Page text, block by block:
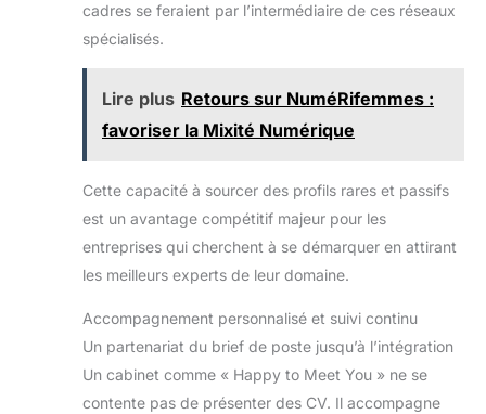
cadres se feraient par l’intermédiaire de ces réseaux
spécialisés.
Lire plus Retours sur NuméRifemmes :
favoriser la Mixité Numérique
Cette capacité à sourcer des profils rares et passifs
est un avantage compétitif majeur pour les
entreprises qui cherchent à se démarquer en attirant
les meilleurs experts de leur domaine.
Accompagnement personnalisé et suivi continu
Un partenariat du brief de poste jusqu’à l’intégration
Un cabinet comme « Happy to Meet You » ne se
contente pas de présenter des CV. Il accompagne